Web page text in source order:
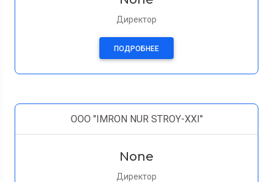
Директор
ПОДРОБНЕЕ
ООО "IMRON NUR STROY-XXI"
None
Директор